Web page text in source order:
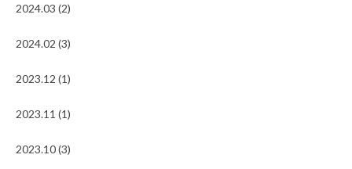
2024.03 (2)
2024.02 (3)
2023.12 (1)
2023.11 (1)
2023.10 (3)